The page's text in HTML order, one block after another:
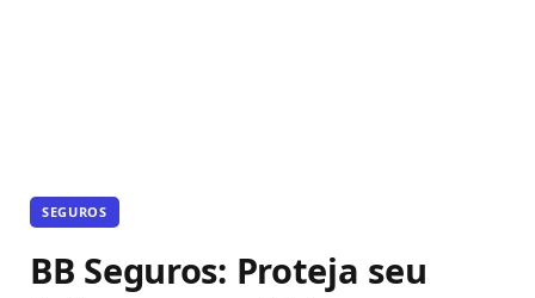
SEGUROS
BB Seguros: Proteja seu